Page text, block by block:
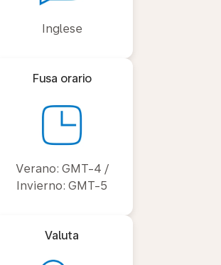
Inglese
Fusa orario
Verano: GMT-4 /
Invierno: GMT-5
Valuta